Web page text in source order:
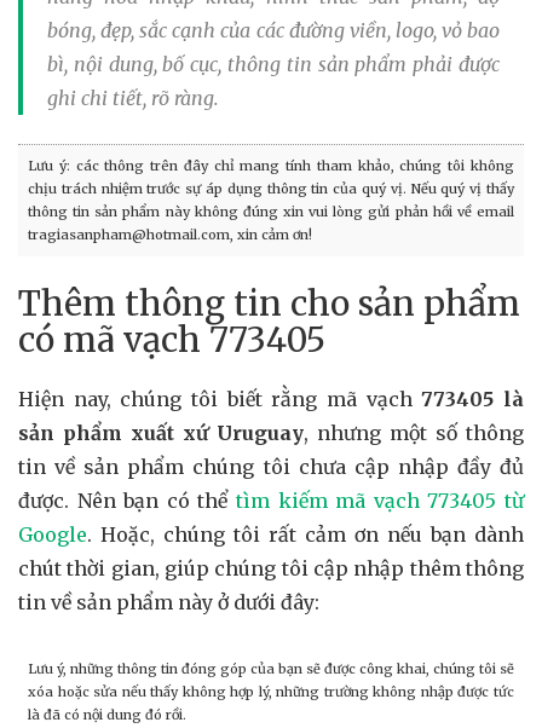
bóng, đẹp, sắc cạnh của các đường viền, logo, vỏ bao
bì, nội dung, bố cục, thông tin sản phẩm phải được
ghi chi tiết, rõ ràng.
Lưu ý: các thông trên đây chỉ mang tính tham khảo, chúng tôi không
chịu trách nhiệm trước sự áp dụng thông tin của quý vị. Nếu quý vị thấy
thông tin sản phẩm này không đúng xin vui lòng gửi phản hồi về email
tragiasanpham@hotmail.com, xin cảm ơn!
Thêm thông tin cho sản phẩm
có mã vạch 773405
Hiện nay, chúng tôi biết rằng mã vạch773405 là
sản phẩm xuất xứ Uruguay, nhưng một số thông
tin về sản phẩm chúng tôi chưa cập nhập đầy đủ
được. Nên bạn có thểtìm kiếm mã vạch 773405 từ
Google. Hoặc, chúng tôi rất cảm ơn nếu bạn dành
chút thời gian, giúp chúng tôi cập nhập thêm thông
tin về sản phẩm này ở dưới đây:
Lưu ý, những thông tin đóng góp của bạn sẽ được công khai, chúng tôi sẽ
xóa hoặc sửa nếu thấy không hợp lý, những trường không nhập được tức
là đã có nội dung đó rồi.